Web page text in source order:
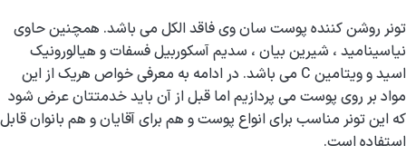
تونر روشن کننده پوست سان وی فاقد الکل می باشد. همچنین حاوی
نیاسینامید ، شیرین بیان ، سدیم آسکوربیل فسفات و هیالورونیک
اسید و ویتامین C می باشد. در ادامه به معرفی خواص هریک از این
مواد بر روی پوست می پردازیم اما قبل از آن باید خدمتتان عرض شود
که این تونر مناسب برای انواع پوست و هم برای آقایان و هم بانوان قابل
استفاده است.